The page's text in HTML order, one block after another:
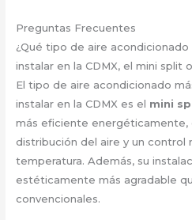
Preguntas Frecuentes
¿Qué tipo de aire
instalar en la CDMX, el mini split
El tipo de aire acondicionado
instalar en la CDMX es el mini
más eficiente energéticamente,
distribución del aire y un control
temperatura. Además, su
estéticamente más agradable
convencionales.